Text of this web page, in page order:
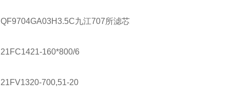
QF9704GA03H3.5C九江707所滤芯
21FC1421-160*800/6
21FV1320-700,51-20